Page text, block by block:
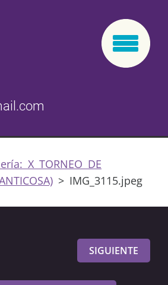
X TORNEO DE
> IMG_3115.jpeg
SIGUIENTE